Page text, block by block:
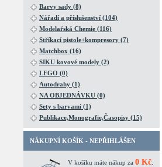
Barvy sady (8)
Nářadí a příslušenství (104)
Modelařská Chemie (116)
Stříkací pistole+kompresory (7)
Matchbox (16)
SIKU kovové modely (2)
LEGO (0)
Autodrahy (1)
NA OBJEDNÁVKU (0)
Sety s barvami (1)
Publikace,Monografie,Časopisy (15)
NÁKUPNÍ KOŠÍK - NEPŘIHLÁŠEN
V košíku máte nákup za 0 Kč